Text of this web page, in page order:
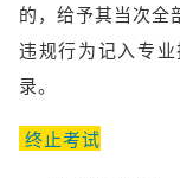
的，给予其当次全
违规行为记入专
录。
终止考试